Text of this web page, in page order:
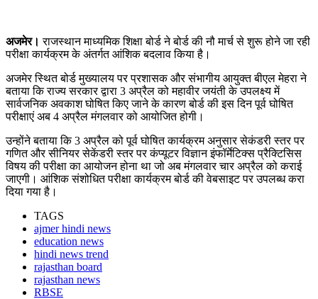
अजमेर। राजस्थान माध्यमिक शिक्षा बोर्ड ने बोर्ड की नौ मार्च से शुरू होने जा रही
परीक्षा कार्यक्रम के अंतर्गत आंशिक बदलाव किया है।
अजमेर स्थित बोर्ड मुख्यालय पर प्रशासक और संभागीय आयुक्त बीएल मेहरा ने
बताया कि राज्य सरकार द्वारा 3 अप्रैल को महावीर जयंती के उपलक्ष्य में
सार्वजनिक अवकाश घोषित किए जाने के कारण बोर्ड की इस दिन पूर्व घोषित
परीक्षाएं अब 4 अप्रैल मंगलवार को आयोजित होगी।
उन्होंने बताया कि 3 अप्रैल को पूर्व घोषित कार्यक्रम अनुसार सेकंडरी स्तर पर
गणित और सीनियर सेकेंडरी स्तर पर कंप्यूटर विज्ञान इंफॉर्मेटिक्स प्रैक्टिसिस
विषय की परीक्षा का आयोजन होना था जो अब मंगलवार चार अप्रैल को कराई
जाएगी। आंशिक संशोधित परीक्षा कार्यक्रम बोर्ड की वेबसाइट पर उपलब्ध करा
दिया गया है।
TAGS
ajmer hindi news
education news
hindi news trend
rajasthan board
rajasthan news
RBSE